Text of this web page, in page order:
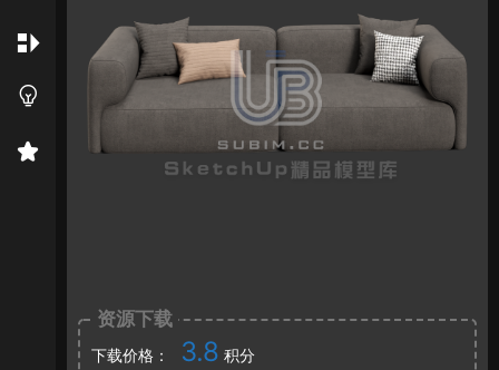
资源下载
下载价格： 3.8 积分